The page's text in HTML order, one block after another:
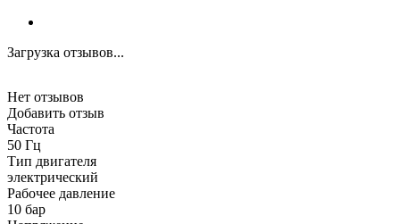
Загрузка отзывов...
Нет отзывов
Добавить отзыв
Частота
50 Гц
Тип двигателя
электрический
Рабочее давление
10 бар